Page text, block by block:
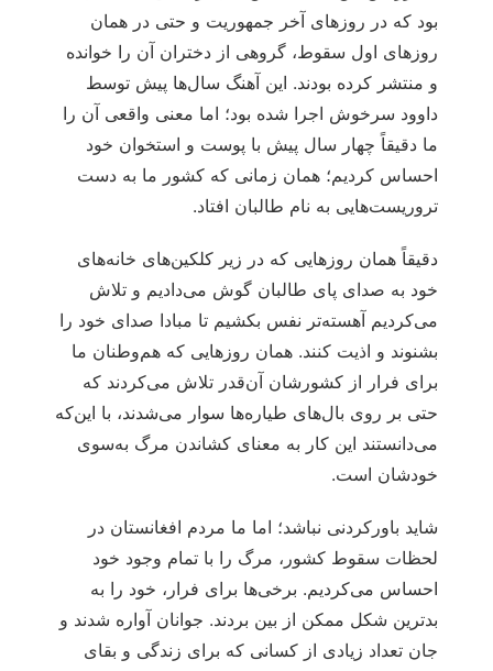
بود که در روزهای آخر جمهوریت و حتی در همان
روزهای اول سقوط، گروهی از دختران آن را خوانده
و منتشر کرده بودند. این آهنگ سال‌ها پیش توسط
داوود سرخوش اجرا شده بود؛ اما معنی واقعی آن را
ما دقیقاً چهار سال پیش با پوست و استخوان خود
احساس کردیم؛ همان زمانی که کشور ما به دست
تروریست‌هایی به نام طالبان افتاد.
دقیقاً همان روزهایی که در زیر کلکین‌های خانه‌های
خود به صدای پای طالبان گوش می‌دادیم و تلاش
می‌کردیم آهسته‌تر نفس بکشیم تا مبادا صدای خود را
بشنوند و اذیت کنند. همان روزهایی که هم‌وطنان ما
برای فرار از کشورشان آن‌قدر تلاش می‌کردند که
حتی بر روی بال‌های طیاره‌ها سوار می‌شدند، با این‌که
می‌دانستند این کار به معنای کشاندن مرگ به‌سوی
خودشان است.
شاید باورکردنی نباشد؛ اما ما مردم افغانستان در
لحظات سقوط کشور، مرگ را با تمام وجود خود
احساس می‌کردیم. برخی‌ها برای فرار، خود را به
بدترین شکل ممکن از بین بردند. جوانان آواره شدند و
جان تعداد زیادی از کسانی که برای زندگی و بقای